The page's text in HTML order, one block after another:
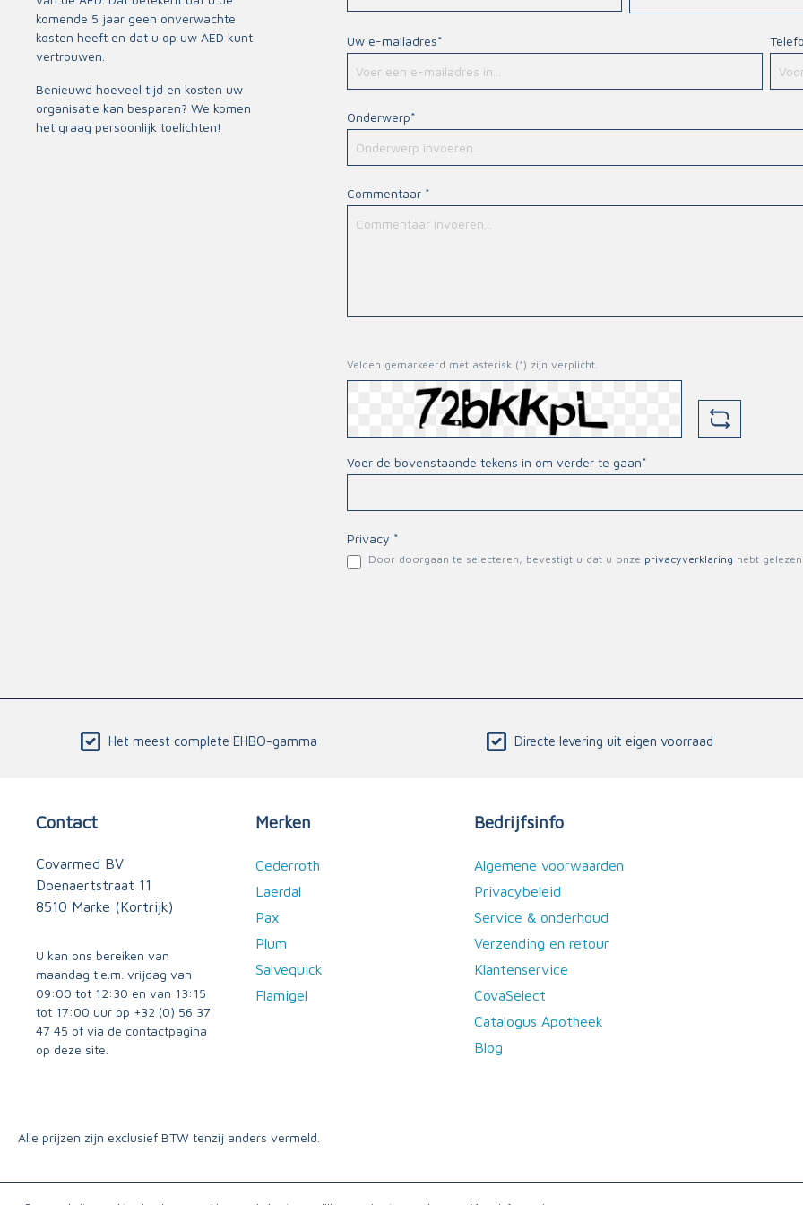
Triage
komende 5 jaar geen onverwachte
kosten heeft en dat u op uw AED kunt
vertrouwen.
Benieuwd hoeveel tijd en kosten uw
organisatie kan besparen? We komen
het graag persoonlijk toelichten!
Uw e-mailadres*
Onderwerp*
Commentaar *
Velden gemarkeerd met asterisk (*) zijn verplicht.
Voer de bovenstaande tekens in om verder te gaan*
Privacy *
Door doorgaan te selecteren, bevestigt u dat u onze privacyverklaring hebt
Het meest complete EHBO-gamma Directe levering uit eigen voorraad
Contact
Covarmed BV
Doenaertstraat 11
8510 Marke (Kortrijk)
U kan ons bereiken van
maandag t.e.m. vrijdag van
09:00 tot 12:30 en van 13:15
tot 17:00 uur op +32 (0) 56 37
47 45 of via de contactpagina
op deze site.
Merken
Cederroth
Laerdal
Pax
Plum
Salvequick
Flamigel
Bedrijfsinfo
Algemene voorwaarden
Privacybeleid
Service & onderhoud
Verzending en retour
Klantenservice
CovaSelect
Catalogus Apotheek
Blog
Alle prijzen zijn exclusief BTW tenzij anders vermeld.